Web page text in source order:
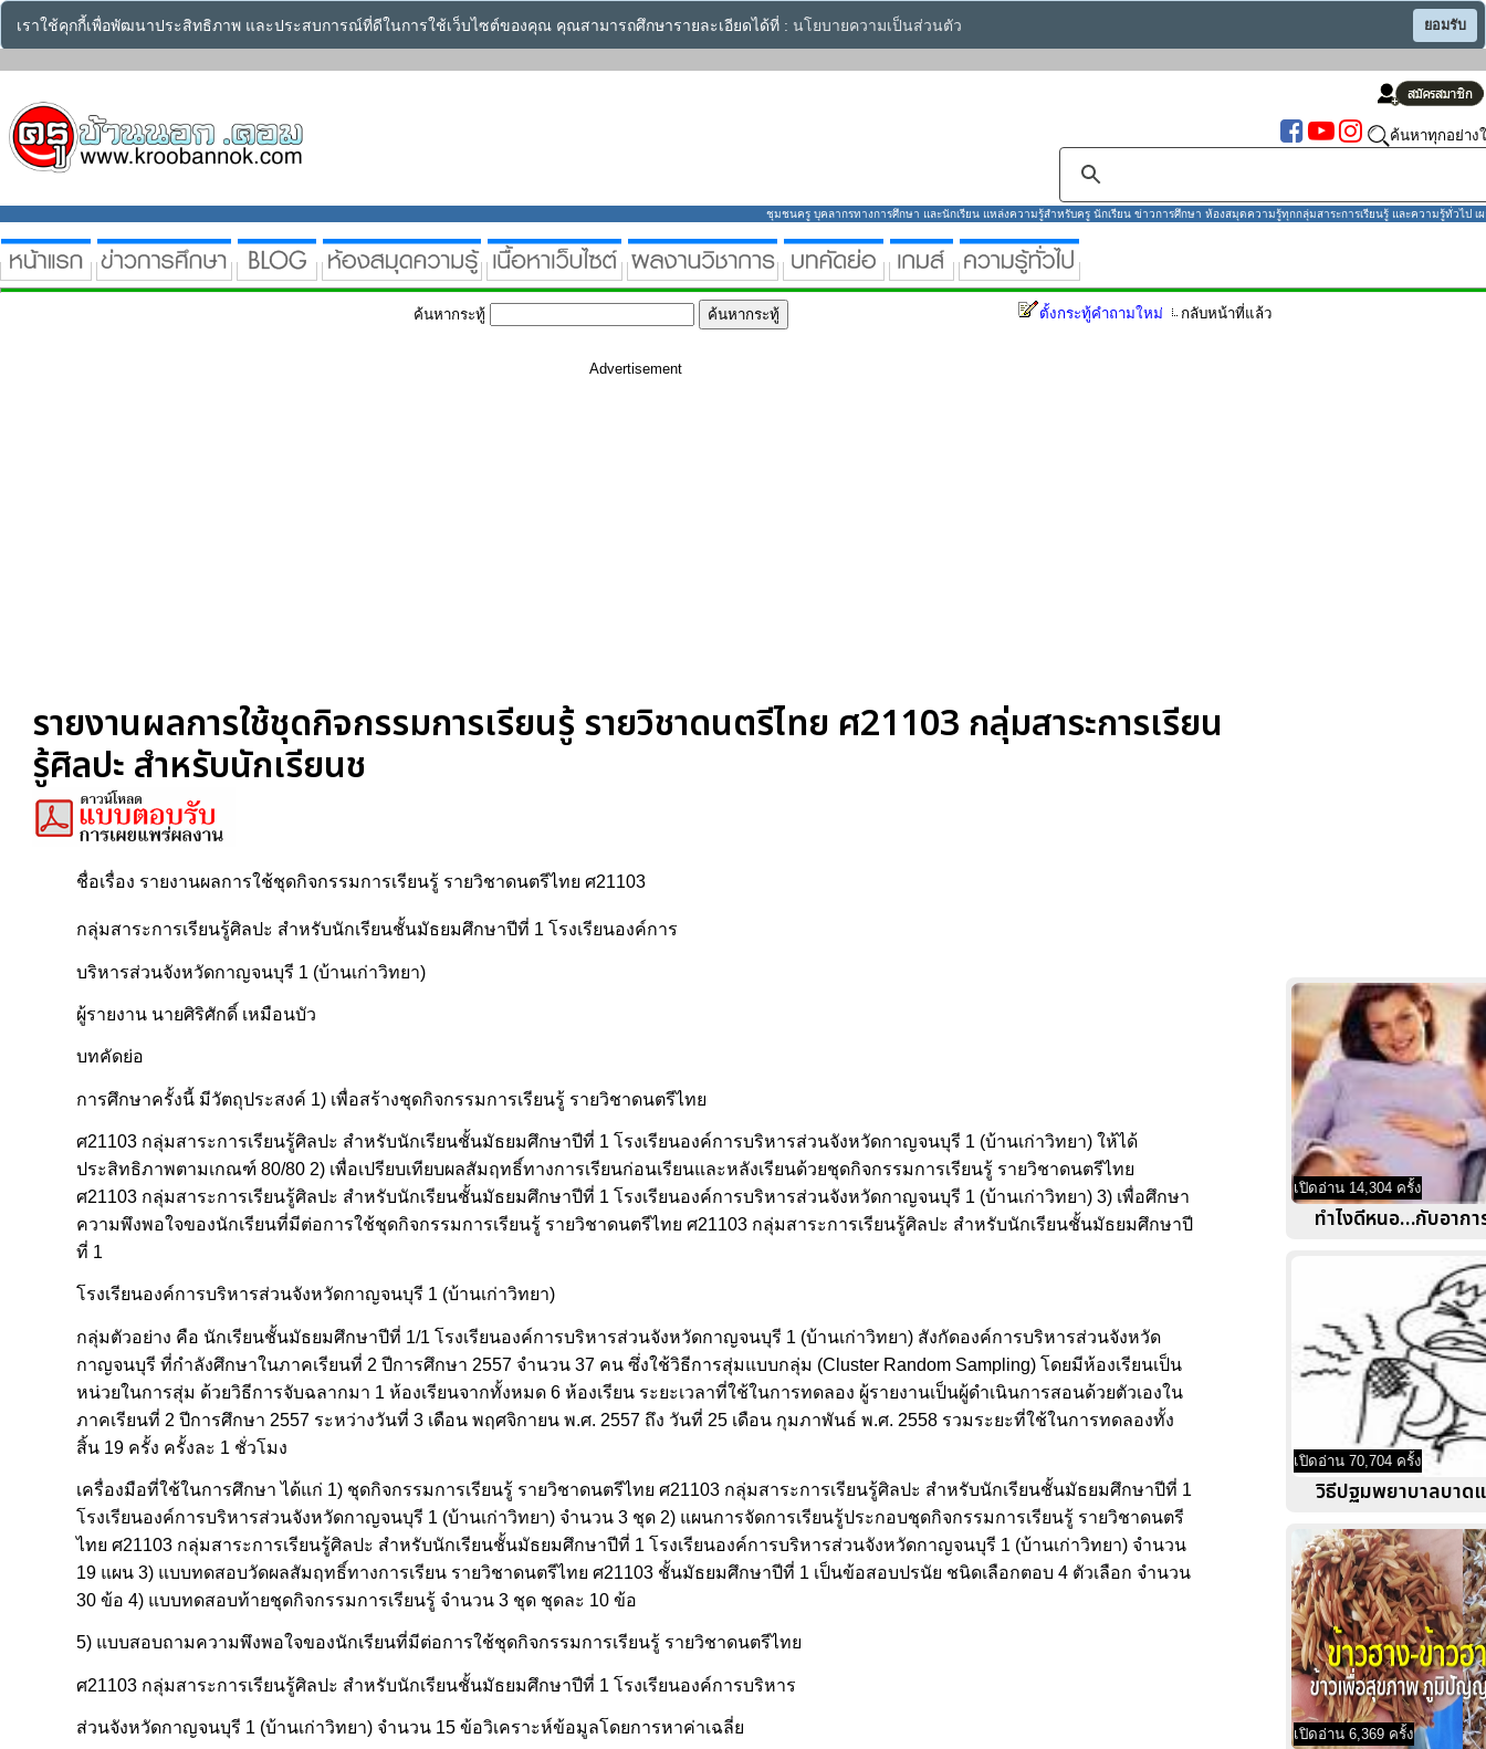
เราใช้คุกกี้เพื่อพัฒนาประสิทธิภาพ และประสบการณ์ที่ดีในการใช้เว็บไซต์ของคุณ คุณสามารถศึกษารายละเอียดได้ที่ : นโยบายความเป็นส่วนตัว ยอมรับ
ค้นหาทุกอย่าง
ชุมชนครู บุคลากรทางการศึกษา และนักเรียน แหล่งความรู้สำหรับครู นักเรียน ข่าวการศึกษา ห้องสมุดความรู้ทุกกลุ่มสาระการเรียนรู้ และความรู้ทั่วไป เ
ค้นหากระทู้ ตั้งกระทู้คำถามใหม่ กลับหน้าที่แล้ว
Advertisement
รายงานผลการใช้ชุดกิจกรรมการเรียนรู้ รายวิชาดนตรีไทย ศ21103 กลุ่มสาระการเรียน
รู้ศิลปะ สำหรับนักเรียนช
ชื่อเรื่อง รายงานผลการใช้ชุดกิจกรรมการเรียนรู้ รายวิชาดนตรีไทย ศ21103
กลุ่มสาระการเรียนรู้ศิลปะ สำหรับนักเรียนชั้นมัธยมศึกษาปีที่ 1 โรงเรียนองค์การ
บริหารส่วนจังหวัดกาญจนบุรี 1 (บ้านเก่าวิทยา)
ผู้รายงาน นายศิริศักดิ์ เหมือนบัว
บทคัดย่อ
การศึกษาครั้งนี้ มีวัตถุประสงค์ 1) เพื่อสร้างชุดกิจกรรมการเรียนรู้ รายวิชาดนตรีไทย
ศ21103 กลุ่มสาระการเรียนรู้ศิลปะ สำหรับนักเรียนชั้นมัธยมศึกษาปีที่ 1 โรงเรียนองค์การบริหารส่วนจังหวัดกาญจนบุรี 1 (บ้านเก่าวิทยา) ให้ได้
ประสิทธิภาพตามเกณฑ์ 80/80 2) เพื่อเปรียบเทียบผลสัมฤทธิ์ทางการเรียนก่อนเรียนและหลังเรียนด้วยชุดกิจกรรมการเรียนรู้ รายวิชาดนตรีไทย
ศ21103 กลุ่มสาระการเรียนรู้ศิลปะ สำหรับนักเรียนชั้นมัธยมศึกษาปีที่ 1 โรงเรียนองค์การบริหารส่วนจังหวัดกาญจนบุรี 1 (บ้านเก่าวิทยา) 3) เพื่อศึกษา
ความพึงพอใจของนักเรียนที่มีต่อการใช้ชุดกิจกรรมการเรียนรู้ รายวิชาดนตรีไทย ศ21103 กลุ่มสาระการเรียนรู้ศิลปะ สำหรับนักเรียนชั้นมัธยมศึกษาปี
ที่ 1
โรงเรียนองค์การบริหารส่วนจังหวัดกาญจนบุรี 1 (บ้านเก่าวิทยา)
กลุ่มตัวอย่าง คือ นักเรียนชั้นมัธยมศึกษาปีที่ 1/1 โรงเรียนองค์การบริหารส่วนจังหวัดกาญจนบุรี 1 (บ้านเก่าวิทยา) สังกัดองค์การบริหารส่วนจังหวัด
กาญจนบุรี ที่กำลังศึกษาในภาคเรียนที่ 2 ปีการศึกษา 2557 จำนวน 37 คน ซึ่งใช้วิธีการสุ่มแบบกลุ่ม (Cluster Random Sampling) โดยมีห้องเรียนเป็น
หน่วยในการสุ่ม ด้วยวิธีการจับฉลากมา 1 ห้องเรียนจากทั้งหมด 6 ห้องเรียน ระยะเวลาที่ใช้ในการทดลอง ผู้รายงานเป็นผู้ดำเนินการสอนด้วยตัวเองใน
ภาคเรียนที่ 2 ปีการศึกษา 2557 ระหว่างวันที่ 3 เดือน พฤศจิกายน พ.ศ. 2557 ถึง วันที่ 25 เดือน กุมภาพันธ์ พ.ศ. 2558 รวมระยะที่ใช้ในการทดลองทั้ง
สิ้น 19 ครั้ง ครั้งละ 1 ชั่วโมง
เครื่องมือที่ใช้ในการศึกษา ได้แก่ 1) ชุดกิจกรรมการเรียนรู้ รายวิชาดนตรีไทย ศ21103 กลุ่มสาระการเรียนรู้ศิลปะ สำหรับนักเรียนชั้นมัธยมศึกษาปีที่ 1
โรงเรียนองค์การบริหารส่วนจังหวัดกาญจนบุรี 1 (บ้านเก่าวิทยา) จำนวน 3 ชุด 2) แผนการจัดการเรียนรู้ประกอบชุดกิจกรรมการเรียนรู้ รายวิชาดนตรี
ไทย ศ21103 กลุ่มสาระการเรียนรู้ศิลปะ สำหรับนักเรียนชั้นมัธยมศึกษาปีที่ 1 โรงเรียนองค์การบริหารส่วนจังหวัดกาญจนบุรี 1 (บ้านเก่าวิทยา) จำนวน
19 แผน 3) แบบทดสอบวัดผลสัมฤทธิ์ทางการเรียน รายวิชาดนตรีไทย ศ21103 ชั้นมัธยมศึกษาปีที่ 1 เป็นข้อสอบปรนัย ชนิดเลือกตอบ 4 ตัวเลือก จำนวน
30 ข้อ 4) แบบทดสอบท้ายชุดกิจกรรมการเรียนรู้ จำนวน 3 ชุด ชุดละ 10 ข้อ
5) แบบสอบถามความพึงพอใจของนักเรียนที่มีต่อการใช้ชุดกิจกรรมการเรียนรู้ รายวิชาดนตรีไทย
ศ21103 กลุ่มสาระการเรียนรู้ศิลปะ สำหรับนักเรียนชั้นมัธยมศึกษาปีที่ 1 โรงเรียนองค์การบริหาร
ส่วนจังหวัดกาญจนบุรี 1 (บ้านเก่าวิทยา) จำนวน 15 ข้อวิเคราะห์ข้อมูลโดยการหาค่าเฉลี่ย
เปิดอ่าน 14,304 ครั้ง
ทำไงดีหนอ…กับอาก
เปิดอ่าน 70,704 ครั้ง
วิธีปฐมพยาบาลบาด
เปิดอ่าน 6,369 ครั้ง